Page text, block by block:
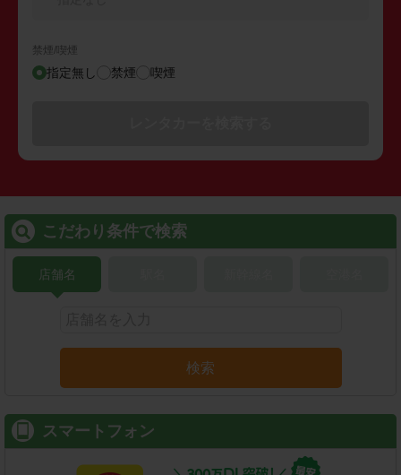
禁煙/喫煙
指定無し 禁煙 喫煙
こだわり条件で検索
店舗名
検索
スマートフォン